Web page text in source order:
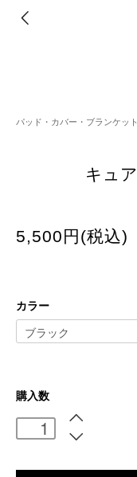
パッド・カバー・ブランケット
キュ
5,500円(税込)
カラー
購入数